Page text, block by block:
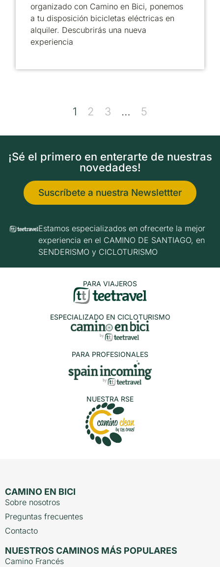
organizado con Camino en Bici, ponemos
a tu disposición bicicletas eléctricas en
alquiler. Descubrirás una nueva
experiencia
1 2 3 … 5
¡Sé el primero en enterarte de nuestras
novedades!
Suscríbete a nuestra Newslettter
Estamos especializados en ofrecerte la mejor
experiencia en el CAMINO DE SANTIAGO, en
SENDERISMO y CICLOTURISMO
PARA VIAJEROS
ESPECIALIZADO EN CICLOTURISMO
PARA PROFESIONALES
NUESTRA RSE
CAMINO EN BICI
Sobre nosotros
Preguntas frecuentes
Contacto
NUESTROS CAMINOS MÁS POPULARES
Camino Francés